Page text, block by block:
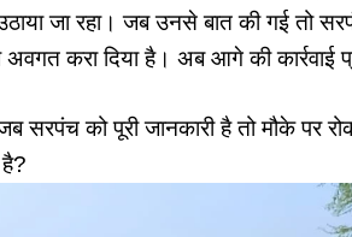
जा रहा। जब उनसे बात की गई तो
करा दिया है। अब आगे की कार्रवाई
सरपंच को पूरी जानकारी है तो मौके पर
है?